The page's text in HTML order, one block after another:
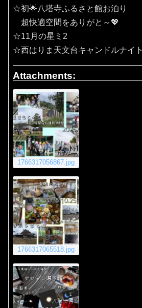
☆初🌟八塔寺ふるさと館お泊り
超快適空間をありがと～💖
☆11月の星ミ2
☆西はりま天文台キャンドルナイト
Attachments:
1766317056867.jpg
1766317065518.jpg